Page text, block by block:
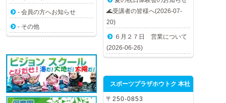
🌊受講者の皆様へ(2026-07-
20)
６月２７日 営業について
(2026-06-26)
- 会員の方へお知らせ
- その他
スポーツプラザホウトク 本社
〒250-0853